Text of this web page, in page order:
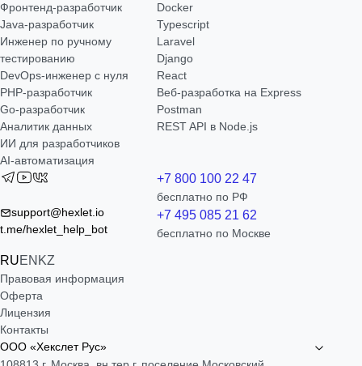
Фронтенд-разработчик
Java-разработчик
Инженер по ручному
тестированию
DevOps-инженер с нуля
РНР-разработчик
Go-разработчик
Аналитик данных
ИИ для разработчиков
AI-автоматизация
Docker
Typescript
Laravel
Django
React
Веб-разработка на Express
Postman
REST API в Node.js
support@hexlet.io
t.me/hexlet_help_bot
RUEN KZ
+7 800 100 22 47
бесплатно по РФ
+7 495 085 21 62
бесплатно по Москве
Правовая информация
Оферта
Лицензия
Контакты
ООО «Хекслет Рус»